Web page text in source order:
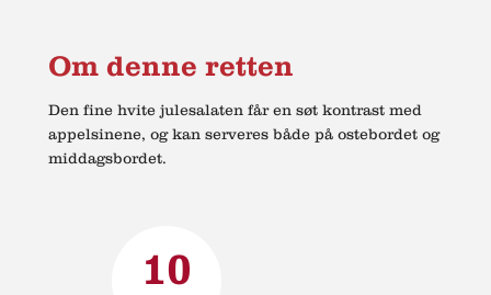
Om denne retten
Den fine hvite julesalaten får en søt kontrast med
appelsinene, og kan serveres både på ostebordet og
middagsbordet.
10